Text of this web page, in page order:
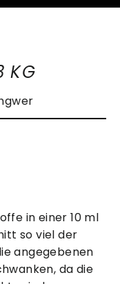
KG
in einer 10 ml
so viel der
angegebenen
da die